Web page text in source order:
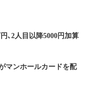
､2人目以降5000円加算
マンホールカードを配